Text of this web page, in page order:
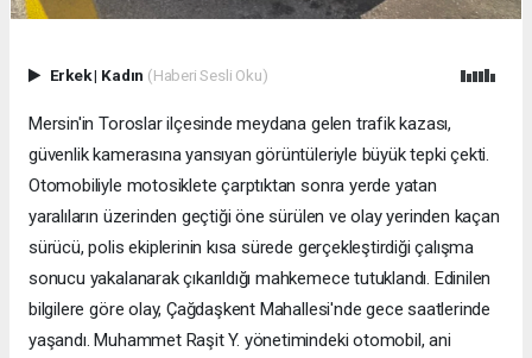
Erkek| Kadın (Haberi Sesli Oku)
Mersin'in Toroslar ilçesinde meydana gelen trafik kazası,
güvenlik kamerasına yansıyan görüntüleriyle büyük tepki çekti.
Otomobiliyle motosiklete çarptıktan sonra yerde yatan
yaralıların üzerinden geçtiği öne sürülen ve olay yerinden kaçan
sürücü, polis ekiplerinin kısa sürede gerçekleştirdiği çalışma
sonucu yakalanarak çıkarıldığı mahkemece tutuklandı. Edinilen
bilgilere göre olay, Çağdaşkent Mahallesi'nde gece saatlerinde
yaşandı. Muhammet Raşit Y. yönetimindeki otomobil, ani